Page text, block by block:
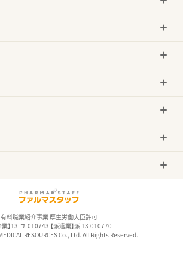
有料職業紹介事業 厚生労働大臣許可
業】13-ユ-010743 【派遣業】派 13-010770
RESOURCES Co., Ltd. All Rights Reserved.